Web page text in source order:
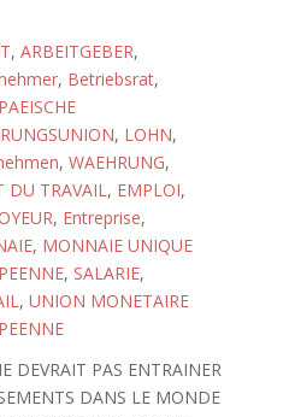
, ARBEITGEBER,
, Betriebsrat,
, LOHN,
, WAEHRUNG,
DU TRAVAIL, EMPLOI,
, Entreprise,
, MONNAIE UNIQUE
, SALARIE,
, UNION MONETAIRE
DEVRAIT PAS ENTRAINER
DANS LE MONDE